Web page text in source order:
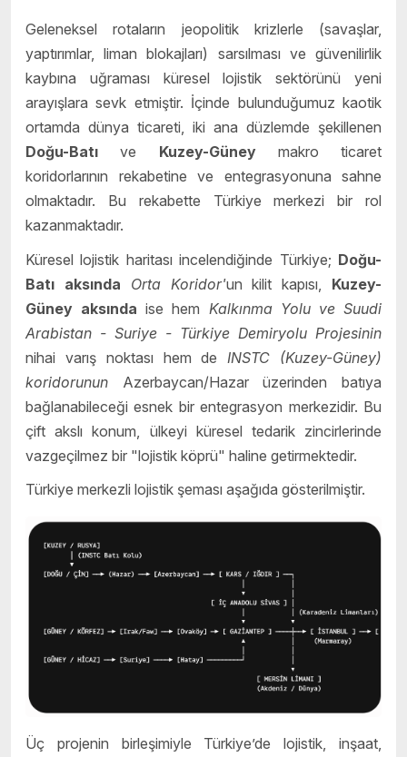
Geleneksel rotaların jeopolitik krizlerle (savaşlar,
yaptırımlar, liman blokajları) sarsılması ve güvenilirlik
kaybına uğraması küresel lojistik sektörünü yeni
arayışlara sevk etmiştir. İçinde bulunduğumuz kaotik
ortamda dünya ticareti, iki ana düzlemde şekillenen
Doğu-Batı ve Kuzey-Güneymakro ticaret
koridorlarının rekabetine ve entegrasyonuna sahne
olmaktadır. Bu rekabette Türkiye merkezi bir rol
kazanmaktadır.
Küresel lojistik haritası incelendiğinde Türkiye; Doğu-
Batı aksında
Orta Koridor'un kilit kapısı, Kuzey-
Güney aksında ise hem Kalkınma Yolu ve Suudi
Arabistan - Suriye - Türkiye Demiryolu Projesinin
nihai varış noktası hem de INSTC (Kuzey-Güney)
koridorunun Azerbaycan/Hazar üzerinden batıya
bağlanabileceği esnek bir entegrasyon merkezidir. Bu
çift akslı konum, ülkeyi küresel tedarik zincirlerinde
vazgeçilmez bir "lojistik köprü" haline getirmektedir.
Türkiye merkezli lojistik şeması aşağıda gösterilmiştir.
Üç projenin birleşimiyle Türkiye’de lojistik, inşaat,